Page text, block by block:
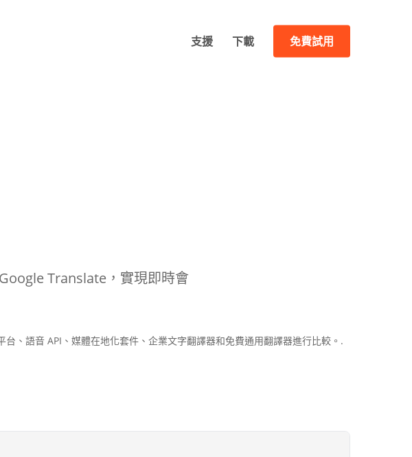
支援 下載 免費試用
Translate，實現即時會
、語音 API、媒體在地化套件、企業文字翻譯器和免費通用翻譯器進行比較。.